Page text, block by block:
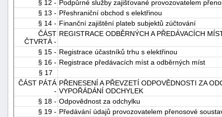
§ 12 - Podpůrné služby zajišťované provozovatelem
§ 13 - Přeshraniční obchod s elektřinou
§ 14 - Finanční zajištění plateb subjektů zúčtování
ČÁST
ČTVRTÁ -
REGISTRACE ODBĚRNÝCH A PŘEDÁVACÍCH
§ 15 - Registrace účastníků trhu s elektřinou
§ 16 - Registrace předávacích míst a odběrných míst
§ 17
ČÁST PÁTÁ
-
PŘENESENÍ A PŘEVZETÍ ODPOVĚDNOSTI ZA
VYPOŘÁDÁNÍ ODCHYLEK
§ 18 - Odpovědnost za odchylku
§ 19 - Předávání údajů provozovatelem přenosové
"náhradě
škod"